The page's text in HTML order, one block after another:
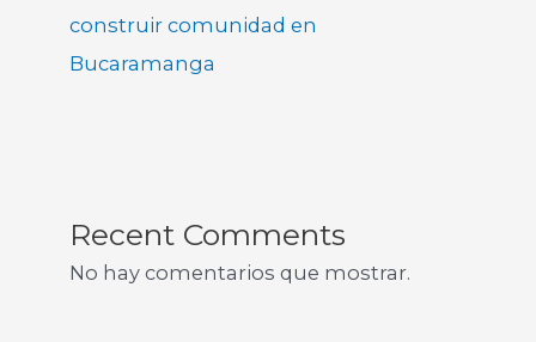
construir comunidad en
Bucaramanga
Recent Comments
No hay comentarios que mostrar.